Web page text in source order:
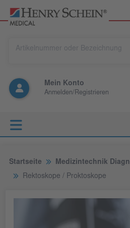
Mein Konto
Anmelden/Registrieren
Startseite
Medizintechnik
Rektoskope / Proktoskope